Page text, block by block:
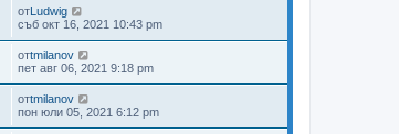
отLudwig
съб окт 16, 2021 10:43 pm
отtmilanov
пет авг 06, 2021 9:18 pm
отtmilanov
пон юли 05, 2021 6:12 pm